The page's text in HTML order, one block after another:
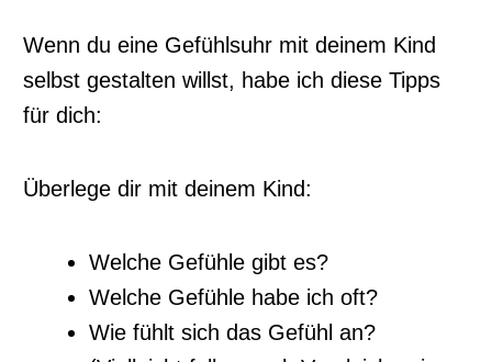
Wenn du eine Gefühlsuhr mit deinem Kind
selbst gestalten willst, habe ich diese Tipps
für dich:
Überlege dir mit deinem Kind:
Welche Gefühle gibt es?
Welche Gefühle habe ich oft?
Wie fühlt sich das Gefühl an?